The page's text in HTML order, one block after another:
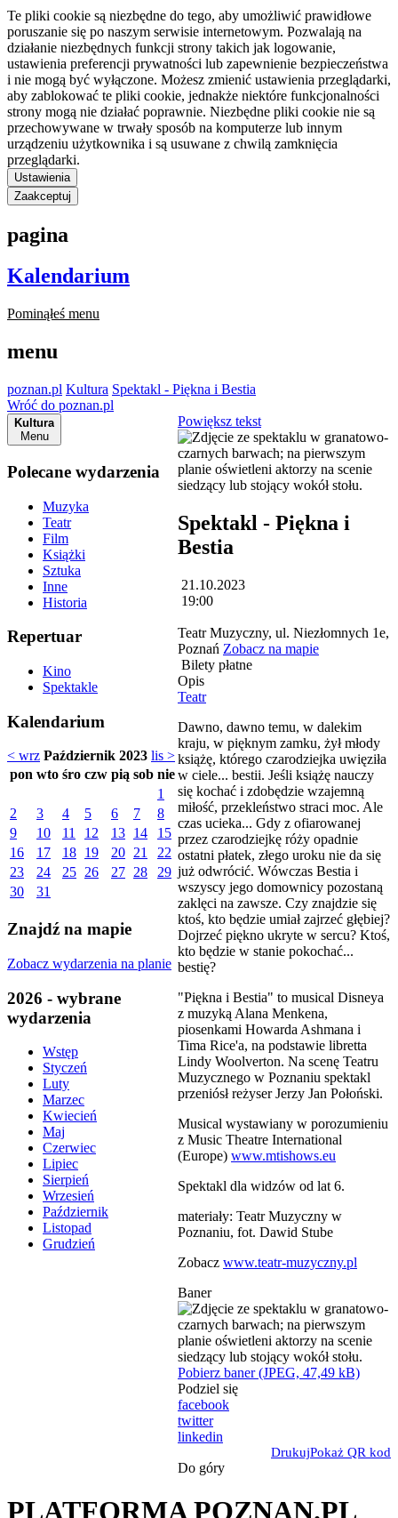
Te pliki cookie są niezbędne do tego, aby umożliwić prawidłowe
poruszanie się po naszym serwisie internetowym. Pozwalają na
działanie niezbędnych funkcji strony takich jak logowanie,
ustawienia preferencji prywatności lub zapewnienie bezpieczeństwa
i nie mogą być wyłączone. Możesz zmienić ustawienia przeglądarki,
aby zablokować te pliki cookie, jednakże niektóre funkcjonalności
strony mogą nie działać poprawnie. Niezbędne pliki cookie nie są
przechowywane w trwały sposób na komputerze lub innym
urządzeniu użytkownika i są usuwane z chwilą zamknięcia
przeglądarki.
Ustawienia
Zaakceptuj
pagina
Kalendarium
Pominąłeś menu
menu
poznan.pl Kultura Spektakl - Piękna i Bestia
Wróć do poznan.pl
Kultura
Menu
Polecane wydarzenia
Muzyka
Teatr
Film
Książki
Sztuka
Inne
Historia
Repertuar
Kino
Spektakle
Kalendarium
< wrz Październik 2023 lis >
pon wto śro czw pią sob nie
1
2
3 4 5 6 7
8
9
10 11 12 13 14
15
16
17 18 19 20 21
22
23
24 25 26 27 28
29
30
31
Znajdź na mapie
Zobacz wydarzenia na planie
2026 - wybrane
wydarzenia
Wstęp
Styczeń
Luty
Marzec
Kwiecień
Maj
Czerwiec
Lipiec
Sierpień
Wrzesień
Październik
Listopad
Grudzień
Powiększ tekst
Spektakl - Piękna i
Bestia
21.10.2023
19:00
Teatr Muzyczny, ul. Niezłomnych 1e,
Poznań Zobacz na mapie
Bilety płatne
Opis
Teatr
Dawno, dawno temu, w dalekim
kraju, w pięknym zamku, żył młody
książę, którego czarodziejka uwięziła
w ciele... bestii. Jeśli książę nauczy
się kochać i zdobędzie wzajemną
miłość, przekleństwo straci moc. Ale
czas ucieka... Gdy z ofiarowanej
przez czarodziejkę róży opadnie
ostatni płatek, złego uroku nie da się
już odwrócić. Wówczas Bestia i
wszyscy jego domownicy pozostaną
zaklęci na zawsze. Czy znajdzie się
ktoś, kto będzie umiał zajrzeć głębiej?
Dojrzeć piękno ukryte w sercu? Ktoś,
kto będzie w stanie pokochać...
bestię?
"Piękna i Bestia" to musical Disneya
z muzyką Alana Menkena,
piosenkami Howarda Ashmana i
Tima Rice'a, na podstawie libretta
Lindy Woolverton. Na scenę Teatru
Muzycznego w Poznaniu spektakl
przeniósł reżyser Jerzy Jan Połoński.
Musical wystawiany w porozumieniu
z Music Theatre International
(Europe) www.mtishows.eu
Spektakl dla widzów od lat 6.
materiały: Teatr Muzyczny w
Poznaniu, fot. Dawid Stube
Zobacz www.teatr-muzyczny.pl
Baner
Pobierz baner (JPEG, 47,49 kB)
Podziel się
facebook
twitter
linkedin
DrukujPokaż QR kod
Do góry
PLATFORMA POZNAN.PL